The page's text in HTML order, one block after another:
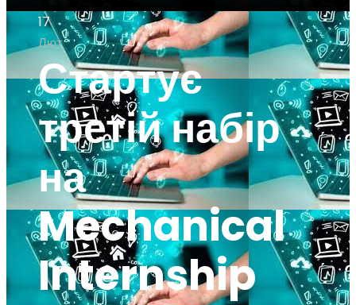
17
Лют
Стартує
третій набір
на
Mechanical
Internship